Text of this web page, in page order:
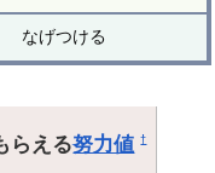
なげつける
らえる努力値 †